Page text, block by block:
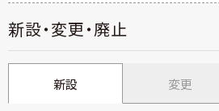
新設・変更・廃止
新設 変更